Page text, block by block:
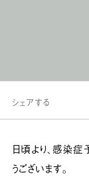
シェアする
日頃より、感染
うございます。